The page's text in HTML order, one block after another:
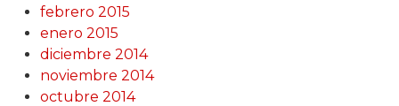
febrero 2015
enero 2015
diciembre 2014
noviembre 2014
octubre 2014